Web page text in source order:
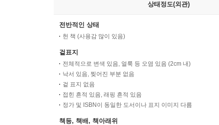
상태정도(외관)
전반적인 상태
헌 책 (사용감 많이 있음)
겉표지
전체적으로 변색 있음, 얼룩 등 오염 있음 (2cm 내)
낙서 있음, 찢어진 부분 없음
겉 표지 없음
접힌 흔적 있음, 래핑 흔적 있음
정가 및 ISBN이 동일한 도서이나 표지 이미지 다름
책등, 책배, 책아래위